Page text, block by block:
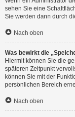
sehen Sie eine
Sie werden dann durch
Nach oben
Was bewirkt die
Hiermit können Sie die
späteren Zeitpunkt
können Sie mit der
persönlichen Bereich
Nach oben